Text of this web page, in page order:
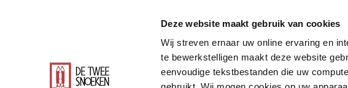
Deze website maakt gebruik van cookies
Wij streven ernaar uw online ervaring en
te bewerkstelligen maakt deze website
eenvoudige tekstbestanden die uw